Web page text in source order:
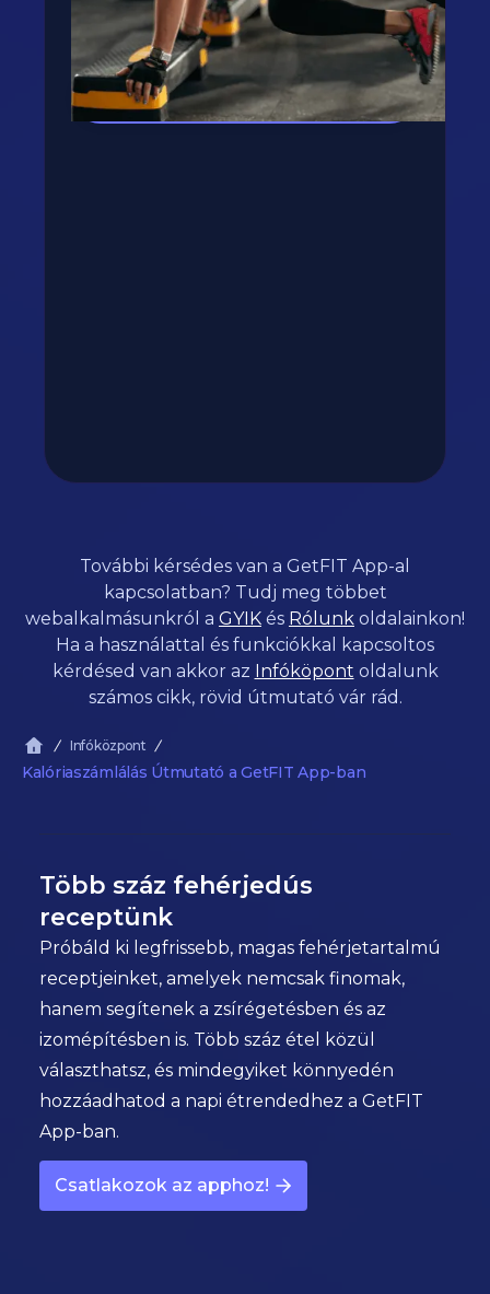
Kipróbálom az appot! →
További kérsédes van a GetFIT App-al
kapcsolatban? Tudj meg többet
webalkalmásunkról a GYIK és Rólunk oldalainkon!
Ha a használattal és funkciókkal kapcsoltos
kérdésed van akkor az Infóköpont oldalunk
számos cikk, rövid útmutató vár rád.
Infóközpont
Kalóriaszámlálás Útmutató a GetFIT App-ban
Több száz fehérjedús
receptünk
Próbáld ki legfrissebb, magas fehérjetartalmú
receptjeinket, amelyek nemcsak finomak,
hanem segítenek a zsírégetésben és az
izomépítésben is. Több száz étel közül
választhatsz, és mindegyiket könnyedén
hozzáadhatod a napi étrendedhez a GetFIT
App-ban.
Csatlakozok az apphoz!